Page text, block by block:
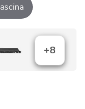
+8